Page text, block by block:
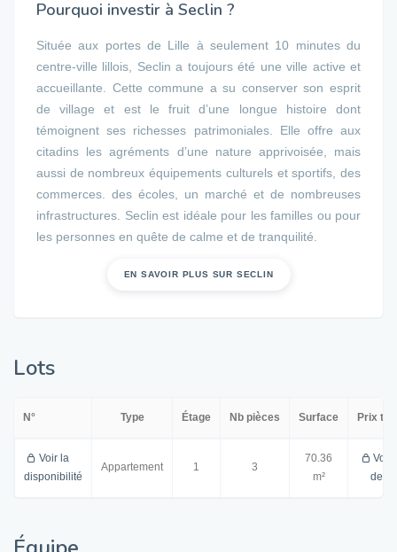
Pourquoi investir à Seclin ?
Située aux portes de Lille à seulement 10 minutes du
centre-ville lillois, Seclin a toujours été une ville active et
accueillante. Cette commune a su conserver son esprit
de village et est le fruit d’une longue histoire dont
témoignent ses richesses patrimoniales. Elle offre aux
citadins les agréments d’une nature apprivoisée, mais
aussi de nombreux équipements culturels et sportifs, des
commerces. des écoles, un marché et de nombreuses
infrastructures. Seclin est idéale pour les familles ou pour
les personnes en quête de calme et de tranquilité.
EN SAVOIR PLUS SUR SECLIN
Lots
N° Type Étage Nb pièces Surface Prix
Voir la
disponibilité
Appartement 1 3
70.36
m²
Voir
de